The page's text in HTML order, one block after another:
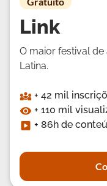
Link
O maior festival
Latina.
+ 42 mil
+ 110 mil
+ 86h de